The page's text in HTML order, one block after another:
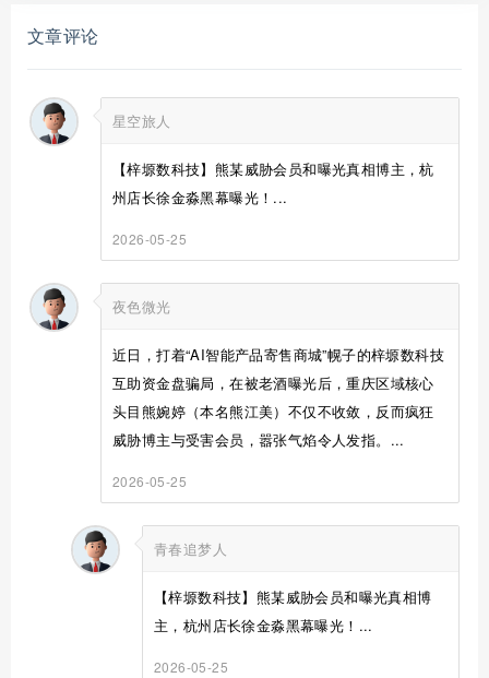
文章评论
星空旅人
【梓塬数科技】熊某威胁会员和曝光真相博主，杭
州店长徐金淼黑幕曝光！...
2026-05-25
夜色微光
近日，打着“AI智能产品寄售商城”幌子的梓塬数科技
互助资金盘骗局，在被老酒曝光后，重庆区域核心
头目熊婉婷（本名熊江美）不仅不收敛，反而疯狂
威胁博主与受害会员，嚣张气焰令人发指。...
2026-05-25
青春追梦人
【梓塬数科技】熊某威胁会员和曝光真相博
主，杭州店长徐金淼黑幕曝光！...
2026-05-25